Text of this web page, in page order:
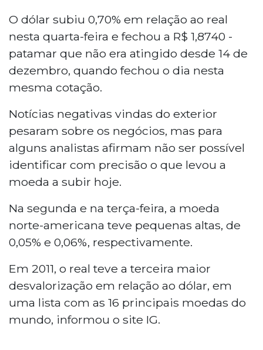
O dólar subiu 0,70% em relação ao real
nesta quarta-feira e fechou a R$ 1,8740 -
patamar que não era atingido desde 14 de
dezembro, quando fechou o dia nesta
mesma cotação.
Notícias negativas vindas do exterior
pesaram sobre os negócios, mas para
alguns analistas afirmam não ser possível
identificar com precisão o que levou a
moeda a subir hoje.
Na segunda e na terça-feira, a moeda
norte-americana teve pequenas altas, de
0,05% e 0,06%, respectivamente.
Em 2011, o real teve a terceira maior
desvalorização em relação ao dólar, em
uma lista com as 16 principais moedas do
mundo, informou o site IG.